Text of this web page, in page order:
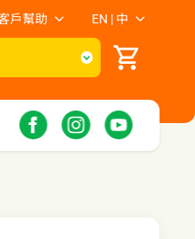
戶幫助 EN | 中